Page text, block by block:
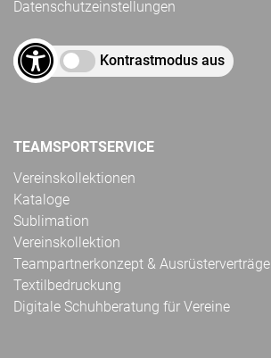
Datenschutzeinstellungen
Kontrastmodus aus
TEAMSPORTSERVICE
Vereinskollektionen
Kataloge
Sublimation
Vereinskollektion
Teampartnerkonzept & Ausrüsterverträge
Textilbedruckung
Digitale Schuhberatung für Vereine